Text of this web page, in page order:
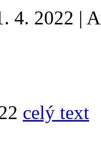
4. 2022 |
celý text